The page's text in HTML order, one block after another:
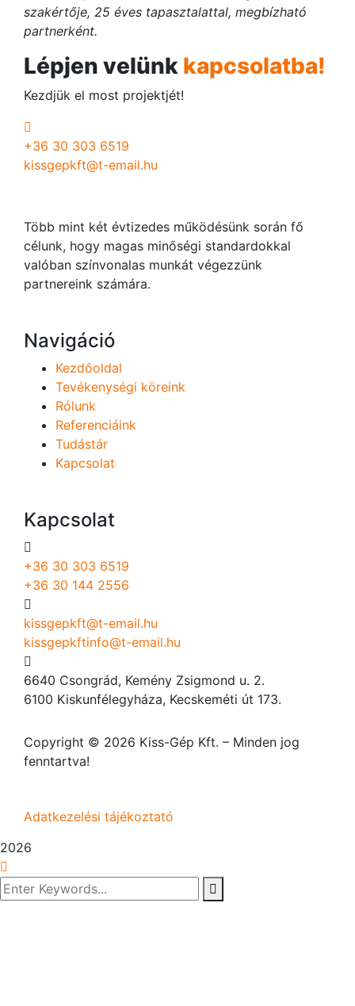
szakértője, 25 éves tapasztalattal, megbízható
partnerként.
Lépjen velünk kapcsolatba!
Kezdjük el most projektjét!
+36 30 303 6519
kissgepkft@t-email.hu
Több mint két évtizedes működésünk során fő
célunk, hogy magas minőségi standardokkal
valóban színvonalas munkát végezzünk
partnereink számára.
Navigáció
Kezdőoldal
Tevékenységi köreink
Rólunk
Referenciáink
Tudástár
Kapcsolat
Kapcsolat
+36 30 303 6519
+36 30 144 2556
kissgepkft@t-email.hu
kissgepkftinfo@t-email.hu
6640 Csongrád, Kemény Zsigmond u. 2.
6100 Kiskunfélegyháza, Kecskeméti út 173.
Copyright © 2026 Kiss-Gép Kft. – Minden jog
fenntartva!
Adatkezelési tájékoztató
2026